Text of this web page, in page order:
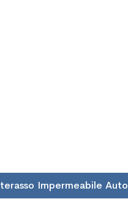
Impermeabile